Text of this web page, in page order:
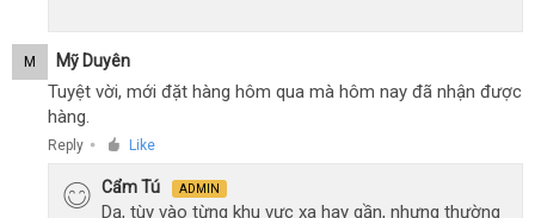
M Mỹ Duyên
Tuyệt vời, mới đặt hàng hôm qua mà hôm nay đã nhận được
hàng.
Reply ● Like
Cẩm Tú ADMIN
Dạ, tùy vào từng khu vực xa hay gần, nhưng thường